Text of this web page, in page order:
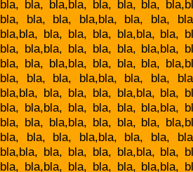
bla, bla, bla,bla, bla, bla, bla,
bla, bla, bla, bla,bla, bla, bla,
bla,bla, bla, bla, bla, bla,bla, bla,
bla, bla,bla, bla, bla, bla, bla,bla,
bla, bla, bla,bla, bla, bla, bla,
bla, bla, bla, bla,bla, bla, bla,
bla,bla, bla, bla, bla, bla,bla, bla,
bla, bla,bla, bla, bla, bla, bla,bla,
bla, bla, bla,bla, bla, bla, bla,
bla, bla, bla, bla,bla, bla, bla,
bla,bla, bla, bla, bla, bla,bla, bla,
bla, bla,bla, bla, bla, bla, bla,bla,